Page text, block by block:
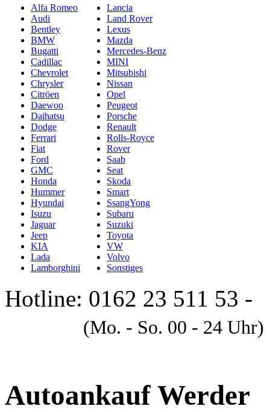
Alfa Romeo
Audi
Bentley
BMW
Bugatti
Cadillac
Chevrolet
Chrysler
Citröen
Daewoo
Daihatsu
Dodge
Ferrari
Fiat
Ford
GMC
Honda
Hummer
Hyundai
Isuzu
Jaguar
Jeep
KIA
Lada
Lamborghini
Lancia
Land Rover
Lexus
Mazda
Mercedes-Benz
MINI
Mitsubishi
Nissan
Opel
Peugeot
Porsche
Renault
Rolls-Royce
Rover
Saab
Seat
Skoda
Smart
SsangYong
Subaru
Suzuki
Toyota
VW
Volvo
Sonstiges
Hotline: 0162 23 511 53 -
(Mo. - So. 00 - 24 Uhr)
Autoankauf Werder